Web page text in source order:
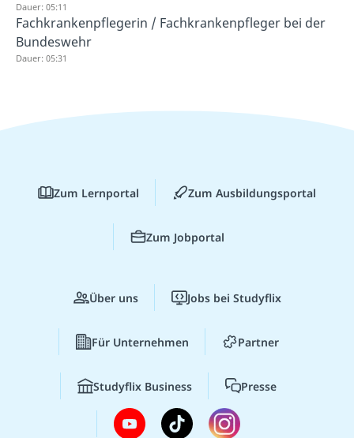
Dauer: 05:11
Fachkrankenpflegerin / Fachkrankenpfleger bei der
Bundeswehr
Dauer: 05:31
Zum Lernportal Zum Ausbildungsportal
Zum Jobportal
Über uns Jobs bei Studyflix
Für Unternehmen Partner
Studyflix Business Presse